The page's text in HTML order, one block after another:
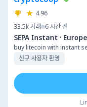
4.96
33.5k 거래 6 시간 전
SEPA Instant ·
buy litecoin with instant
신규 사용자 환영